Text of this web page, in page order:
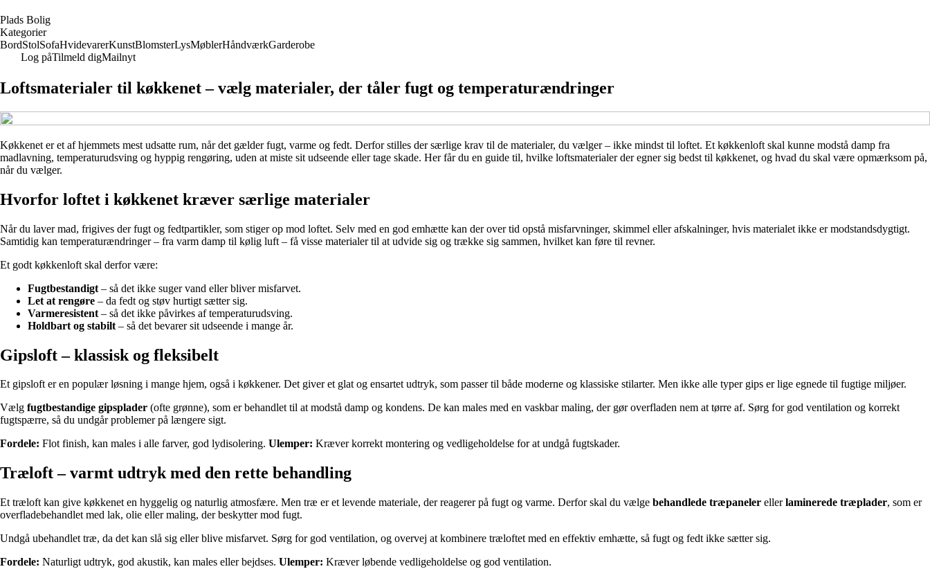
Plads Bolig
Kategorier
BordStolSofaHvidevarerKunstBlomsterLysMøblerHåndværkGarderobe
Log påTilmeld digMailnyt
Loftsmaterialer til køkkenet – vælg materialer, der tåler fugt og temperaturændringer
Køkkenet er et af hjemmets mest udsatte rum, når det gælder fugt, varme og fedt. Derfor stilles der særlige krav til de materialer, du vælger – ikke mindst til loftet. Et køkkenloft skal kunne modstå damp fra
madlavning, temperaturudsving og hyppig rengøring, uden at miste sit udseende eller tage skade. Her får du en guide til, hvilke loftsmaterialer der egner sig bedst til køkkenet, og hvad du skal være opmærksom på,
når du vælger.
Hvorfor loftet i køkkenet kræver særlige materialer
Når du laver mad, frigives der fugt og fedtpartikler, som stiger op mod loftet. Selv med en god emhætte kan der over tid opstå misfarvninger, skimmel eller afskalninger, hvis materialet ikke er modstandsdygtigt.
Samtidig kan temperaturændringer – fra varm damp til kølig luft – få visse materialer til at udvide sig og trække sig sammen, hvilket kan føre til revner.
Et godt køkkenloft skal derfor være:
Fugtbestandigt – så det ikke suger vand eller bliver misfarvet.
Let at rengøre – da fedt og støv hurtigt sætter sig.
Varmeresistent – så det ikke påvirkes af temperaturudsving.
Holdbart og stabilt – så det bevarer sit udseende i mange år.
Gipsloft – klassisk og fleksibelt
Et gipsloft er en populær løsning i mange hjem, også i køkkener. Det giver et glat og ensartet udtryk, som passer til både moderne og klassiske stilarter. Men ikke alle typer gips er lige egnede til fugtige miljøer.
Vælg fugtbestandige gipsplader (ofte grønne), som er behandlet til at modstå damp og kondens. De kan males med en vaskbar maling, der gør overfladen nem at tørre af. Sørg for god ventilation og korrekt
fugtspærre, så du undgår problemer på længere sigt.
Fordele: Flot finish, kan males i alle farver, god lydisolering. Ulemper: Kræver korrekt montering og vedligeholdelse for at undgå fugtskader.
Træloft – varmt udtryk med den rette behandling
Et træloft kan give køkkenet en hyggelig og naturlig atmosfære. Men træ er et levende materiale, der reagerer på fugt og varme. Derfor skal du vælge behandlede træpaneler ellerlaminerede træplader, som er
overfladebehandlet med lak, olie eller maling, der beskytter mod fugt.
Undgå ubehandlet træ, da det kan slå sig eller blive misfarvet. Sørg for god ventilation, og overvej at kombinere træloftet med en effektiv emhætte, så fugt og fedt ikke sætter sig.
Fordele: Naturligt udtryk, god akustik, kan males eller bejdses. Ulemper: Kræver løbende vedligeholdelse og god ventilation.